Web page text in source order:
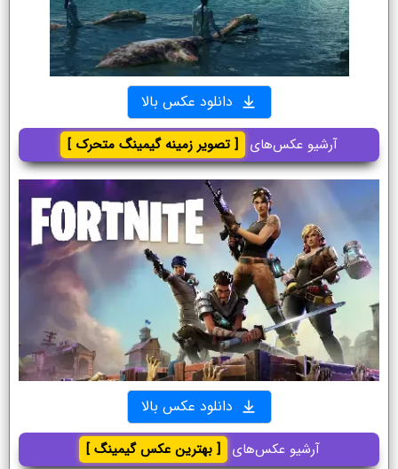
دانلود عکس بالا
آرشیو عکس‌های [ تصویر زمینه گیمینگ متحرک ]
دانلود عکس بالا
آرشیو عکس‌های [ بهترین عکس گیمینگ ]